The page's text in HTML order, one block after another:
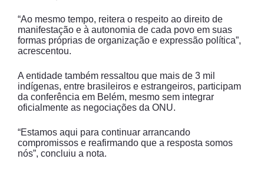
“Ao mesmo tempo, reitera o respeito ao direito de
manifestação e à autonomia de cada povo em suas
formas próprias de organização e expressão política”,
acrescentou.
A entidade também ressaltou que mais de 3 mil
indígenas, entre brasileiros e estrangeiros, participam
da conferência em Belém, mesmo sem integrar
oficialmente as negociações da ONU.
“Estamos aqui para continuar arrancando
compromissos e reafirmando que a resposta somos
nós”, concluiu a nota.